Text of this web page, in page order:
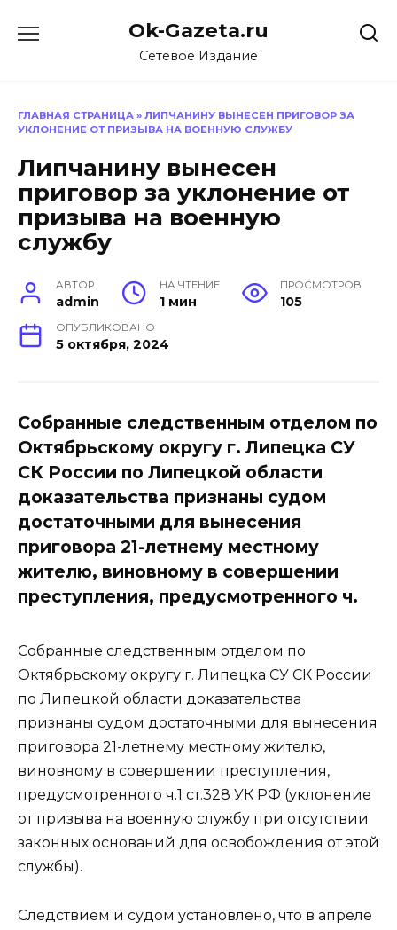
Ok-Gazeta.ru
Сетевое Издание
ГЛАВНАЯ СТРАНИЦА » ЛИПЧАНИНУ ВЫНЕСЕН ПРИГОВОР ЗА
УКЛОНЕНИЕ ОТ ПРИЗЫВА НА ВОЕННУЮ СЛУЖБУ
Липчанину вынесен
приговор за уклонение от
призыва на военную
службу
АВТОР
admin
НА ЧТЕНИЕ
1 мин
ПРОСМОТРОВ
105
ОПУБЛИКОВАНО
5 октября, 2024
Собранные следственным отделом по
Октябрьскому округу г. Липецка СУ
СК России по Липецкой области
доказательства признаны судом
достаточными для вынесения
приговора 21-летнему местному
жителю, виновному в совершении
преступления, предусмотренного ч.
Собранные следственным отделом по
Октябрьскому округу г. Липецка СУ СК России
по Липецкой области доказательства
признаны судом достаточными для вынесения
приговора 21-летнему местному жителю,
виновному в совершении преступления,
предусмотренного ч.1 ст.328 УК РФ (уклонение
от призыва на военную службу при отсутствии
законных оснований для освобождения от этой
службы).
Следствием и судом установлено, что в апреле